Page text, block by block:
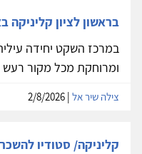
בראשון לציון קליניקה
במרכז השקט יחידה
ומרוחקת מכל מקור רעש .
צילה שיר אל
קליניקה/ סטודיו